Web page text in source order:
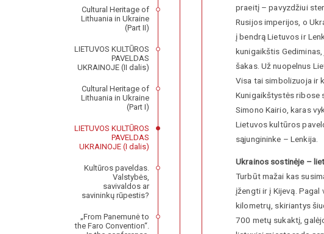
praeitį – pavyzdžiui
Rusijos imperijos, o
į bendrą Lietuvos ir
kunigaikštis
šakas. Už nuopelnus
Visa tai simbolizuoja ir
Kunigaikštystės ribose
Simono Kairio, karas
Lietuvos kultūros
sąjungininke – Lenkija.
Ukrainos sostinėje –
Turbūt mažai kas
įžengti ir į Kijevą.
kilometrų, skiriantys
700 metų sukaktį,
Cultural Heritage of
Lithuania in Ukraine
(Part II)
LIETUVOS KULTŪROS
PAVELDAS
UKRAINOJE (II dalis)
Cultural Heritage of
Lithuania in Ukraine
(Part I)
LIETUVOS KULTŪROS
PAVELDAS
UKRAINOJE (I dalis)
Kultūros paveldas.
Valstybės,
savivaldos ar
savininkų rūpestis?
„From Panemunė to
the Faro Convention“.